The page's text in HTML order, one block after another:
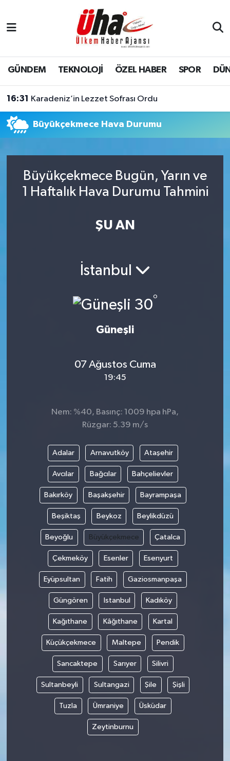
GÜNDEM TEKNOLOJİ ÖZEL HABER SPOR
16:31 Karadeniz’in Lezzet Sofrası Ordu
Büyükçekmece Hava Durumu
Büyükçekmece Bugün, Yarın ve
1 Haftalık Hava Durumu Tahmini
ŞU AN
İstanbul
30°
Güneşli
07 Ağustos Cuma
19:45
Nem: %40, Basınç: 1009 hpa hPa,
Rüzgar: 5.39 m/s
Adalar Arnavutköy Ataşehir
Avcılar Bağcılar Bahçelievler
Bakırköy Başakşehir Bayrampaşa
Beşiktaş Beykoz Beylikdüzü
Beyoğlu Büyükçekmece Çatalca
Çekmeköy Esenler Esenyurt
Eyüpsultan Fatih Gaziosmanpaşa
Güngören Istanbul Kadıköy
Kağıthane Kâğıthane Kartal
Küçükçekmece Maltepe Pendik
Sancaktepe Sarıyer Silivri
Sultanbeyli Sultangazi Şile Şişli
Tuzla Ümraniye Üsküdar
Zeytinburnu
İstanbul Nöbetçi Eczaneler
İstanbul Hava Durumu
Tüm Manşetler
Son Dakika Haberleri